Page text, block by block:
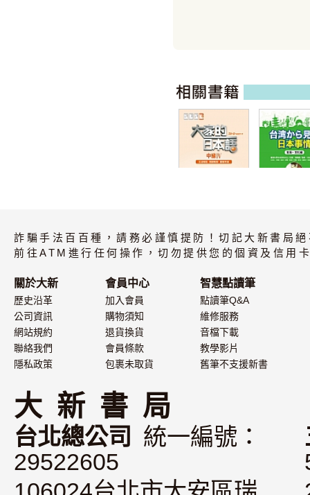
問題解答・聽解
內容
化編
詐騙手法百百種，請務必謹慎提防！切記大新書局
前往ATM進行任何操作，切勿提供您的個資及信用
關於大新
歷史沿革
公司資訊
網站規約
聯絡我們
隱私政策
會員中心
加入會員
購物須知
退貨換貨
會員條款
包裹未取貨
智慧點讀筆
點讀筆Q&A
維修服務
音檔下載
教學影片
舊筆不支援新書
大 新 書 局
台北總公司
統一編號：
29522605